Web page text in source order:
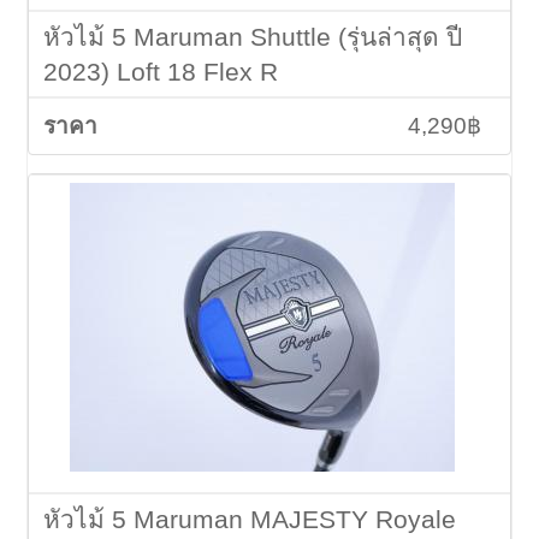
หัวไม้ 5 Maruman Shuttle (รุ่นล่าสุด ปี
2023) Loft 18 Flex R
4,290฿
หัวไม้ 5 Maruman MAJESTY Royale